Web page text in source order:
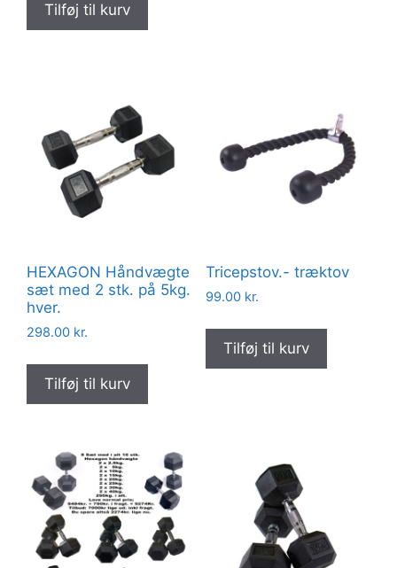
Tilføj til kurv
HEXAGON Håndvægte
sæt med 2 stk. på 5kg.
hver.
298.00 kr.
Tilføj til kurv
Tricepstov.- træktov
99.00 kr.
Tilføj til kurv